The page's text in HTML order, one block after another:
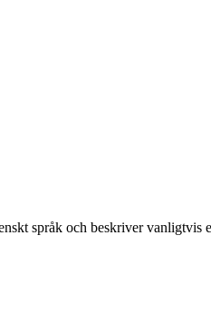
språk och beskriver vanligtvis